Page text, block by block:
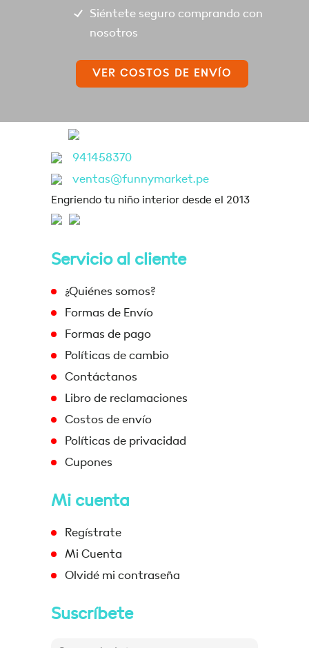
Siéntete seguro comprando con
nosotros
VER COSTOS DE ENVÍO
941458370
ventas@funnymarket.pe
Engriendo tu niño interior desde el 2013
Servicio al cliente
¿Quiénes somos?
Formas de Envío
Formas de pago
Políticas de cambio
Contáctanos
Libro de reclamaciones
Costos de envío
Políticas de privacidad
Cupones
Mi cuenta
Regístrate
Mi Cuenta
Olvidé mi contraseña
Suscríbete